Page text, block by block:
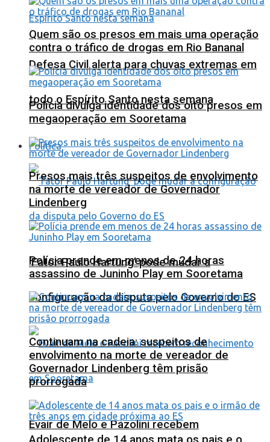
Defesa Civil alerta para chuvas extremas em
todo o Espírito Santo nesta semana
Política
‘Fator Paulo Hartung’ pode mudar a
configuração da disputa pelo Governo do ES
Evair de Melo e Pazolini recebem
Quem são os presos em mais uma operação
contra o tráfico de drogas em Rio Bananal
Polícia divulga identidade dos oito presos em
megaoperação em Sooretama
Presos mais três suspeitos de envolvimento
na morte de vereador de Governador
Lindenberg
Polícia prende em menos de 24 horas
assassino de Juninho Play em Sooretama
Continuam na cadeia: suspeitos de
envolvimento na morte de vereador de
Governador Lindenberg têm prisão
prorrogada
Adolescente de 14 anos mata os pais e o